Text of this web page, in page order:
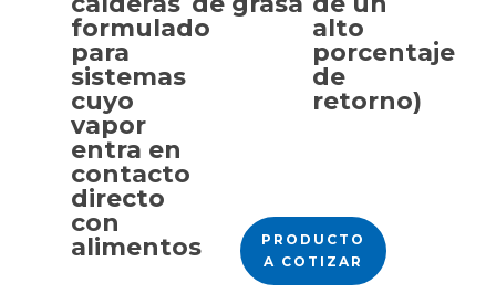
formulado
para
sistemas
cuyo
vapor
entra en
contacto
directo
con
alimentos
PRODUCTO
A COTIZAR
alto
porcentaje
de
retorno)